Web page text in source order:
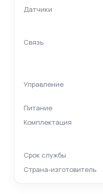
Датчики
Связь
Управление
Питание
Комплектация
Срок службы
Страна-изготовитель